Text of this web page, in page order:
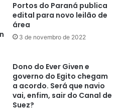
Portos do Paraná publica
edital para novo leilão de
área
3 de novembro de 2022
Dono do Ever Given e
governo do Egito chegam
a acordo. Será que navio
vai, enfim, sair do Canal de
Suez?